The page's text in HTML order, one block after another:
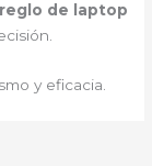
de laptop
y eficacia.